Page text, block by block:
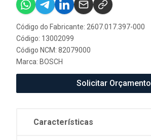
Código do Fabricante: 2607.017.397-000
Código: 13002099
Código NCM: 82079000
Marca: BOSCH
Solicitar Orçamento
Características